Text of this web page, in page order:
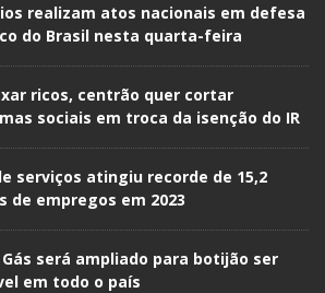
realizam atos nacionais em defesa
do Brasil nesta quarta-feira
ricos, centrão quer cortar
sociais em troca da isenção do IR
serviços atingiu recorde de 15,2
de empregos em 2023
será ampliado para botijão ser
em todo o país